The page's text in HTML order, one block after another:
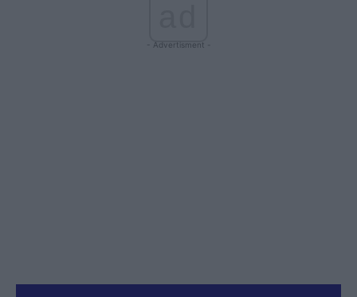
- Advertisment -